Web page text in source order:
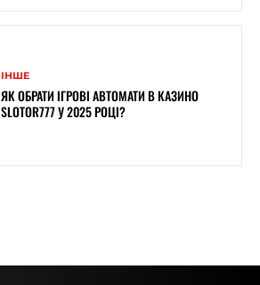
ІНШЕ
ЯК ОБРАТИ ІГРОВІ АВТОМАТИ В КАЗИНО
SLOTOR777 У 2025 РОЦІ?